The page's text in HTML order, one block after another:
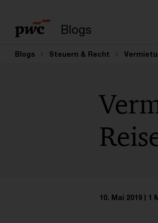
Blogs
Blogs Steuern & Recht
10. Mai 2019 1